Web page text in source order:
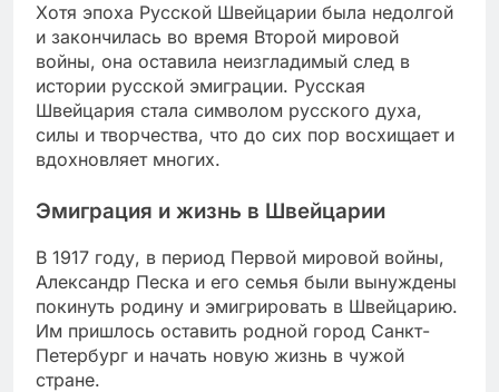
Хотя эпоха Русской Швейцарии была недолгой
и закончилась во время Второй мировой
войны, она оставила неизгладимый след в
истории русской эмиграции. Русская
Швейцария стала символом русского духа,
силы и творчества, что до сих пор восхищает и
вдохновляет многих.
Эмиграция и жизнь в Швейцарии
В 1917 году, в период Первой мировой войны,
Александр Песка и его семья были вынуждены
покинуть родину и эмигрировать в Швейцарию.
Им пришлось оставить родной город Санкт-
Петербург и начать новую жизнь в чужой
стране.